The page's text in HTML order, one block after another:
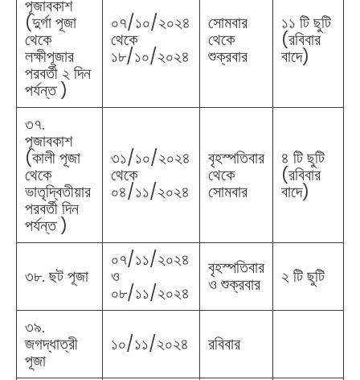
পূজাবকাশ
(দুর্গা পূজা
থেকে
লক্ষীপূজার
পরবর্তী ২ দিন
পর্যন্ত )
০৭/১০/২০২৪
থেকে
১৮/১০/২০২৪
সোমবার
থেকে
শুক্রবার
১১ টি ছুটি
(রবিবার
বাদে)
৩৭.
পূজাবকাশ
(কালী পূজা
থেকে
ভাতৃদ্বিতীয়ার
পরবর্তী দিন
পর্যন্ত )
৩১/১০/২০২৪
থেকে
০৪/১১/২০২৪
বৃহস্পতিবার
থেকে
সোমবার
৪ টি ছুটি
(রবিবার
বাদে)
৩৮. ছট পূজা
০৭/১১/২০২৪
ও
০৮/১১/২০২৪
বৃহস্পতিবার
ও শুক্রবার ২ টি ছুটি
৩৯.
জগদ্ধাত্রী
পূজা
১০/১১/২০২৪ রবিবার